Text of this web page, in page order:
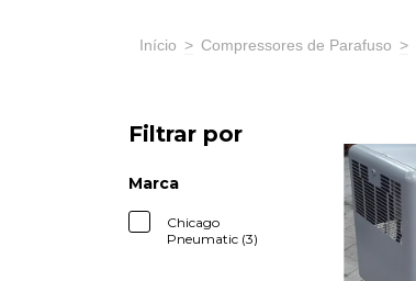
Início > Compressores de Parafuso >
Filtrar por
Marca
Chicago
Pneumatic (3)